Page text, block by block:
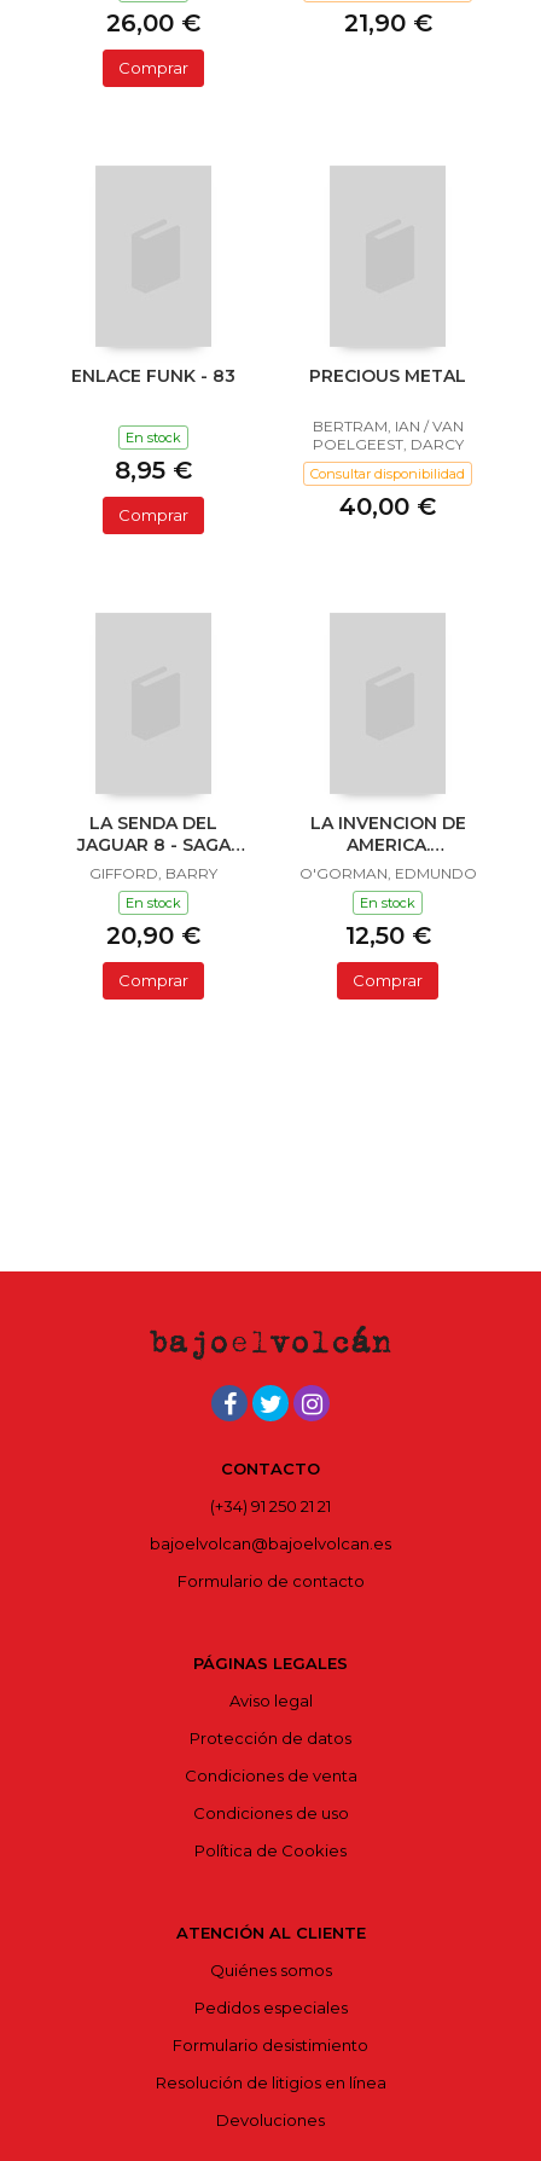
26,00 €
Comprar
21,90 €
ENLACE FUNK - 83
En stock
8,95 €
Comprar
PRECIOUS METAL
BERTRAM, IAN / VAN
POELGEEST, DARCY
Consultar disponibilidad
40,00 €
LA SENDA DEL
JAGUAR 8 - SAGA
SAILOR Y LULA
GIFFORD, BARRY
En stock
20,90 €
Comprar
LA INVENCION DE
AMERICA.
INVESTIGACION
ACERCA DE L
O'GORMAN, EDMUNDO
En stock
12,50 €
Comprar
CONTACTO
(+34) 91 250 21 21
bajoelvolcan@bajoelvolcan.es
Formulario de contacto
PÁGINAS LEGALES
Aviso legal
Protección de datos
Condiciones de venta
Condiciones de uso
Política de Cookies
ATENCIÓN AL CLIENTE
Quiénes somos
Pedidos especiales
Formulario desistimiento
Resolución de litigios en línea
Devoluciones